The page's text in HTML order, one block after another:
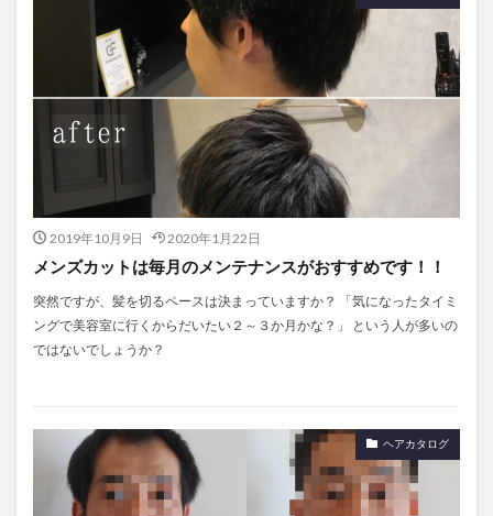
2019年10月9日 2020年1月22日
メンズカットは毎月のメンテナンスがおすすめです！！
突然ですが、髪を切るペースは決まっていますか？ 「気になったタイミ
ングで美容室に行くからだいたい２～３か月かな？」 という人が多いの
ではないでしょうか？
ヘアカタログ